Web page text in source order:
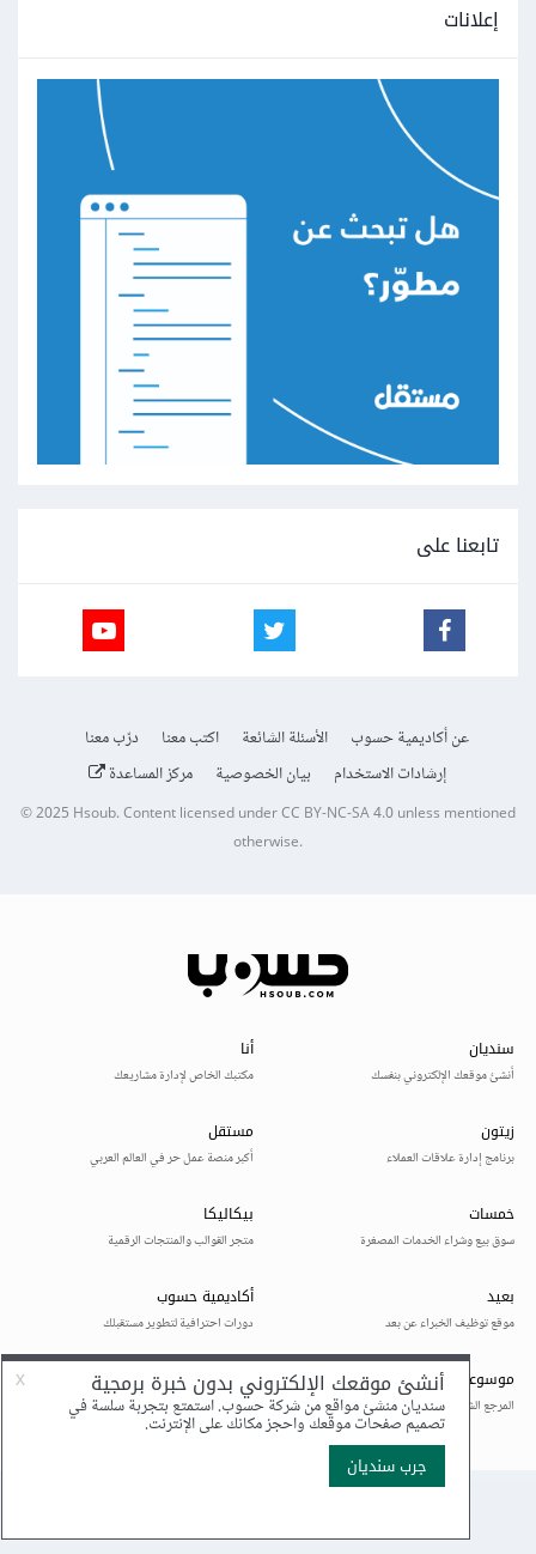
إعلانات
تابعنا على
عن أكاديمية حسوب الأسئلة الشائعة اكتب معنا
درّب معنا
إرشادات الاستخدام
بيان الخصوصية مركز المساعدة
© 2025Hsoub.Content licensed underCC BY-NC-SA 4.0unless mentioned
otherwise.